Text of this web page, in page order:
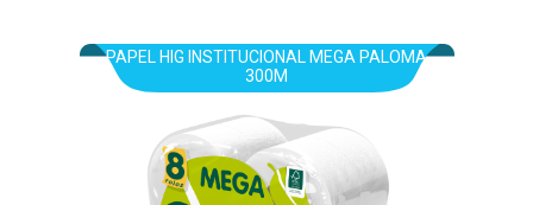
PAPEL HIG INSTITUCIONAL MEGA PALOMA
300M